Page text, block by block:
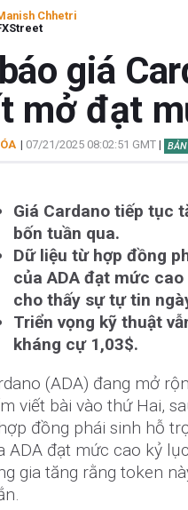
Chhetri
giá
mở đạt
| 07/21/2025 08:02:51 GMT|
Giá Cardano tiếp tục
bốn tuần qua.
Dữ liệu từ hợp đồng
của ADA đạt mức
cho thấy sự tự tin
Triển vọng kỹ thuật
kháng cự 1,03$.
(ADA) đang mở
viết bài vào thứ Hai,
đồng phái sinh hỗ
ADA đạt mức cao kỷ
gia tăng rằng token